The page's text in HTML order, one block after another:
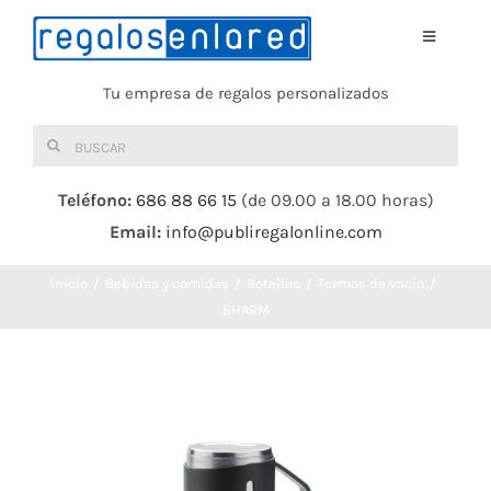
Saltar
Toggle
Tu empresa de regalos personalizados
Buscar:
Teléfono: 686 88 66 15 (de 09.00 a 18.00 horas)
Email: info@publiregalonline.com